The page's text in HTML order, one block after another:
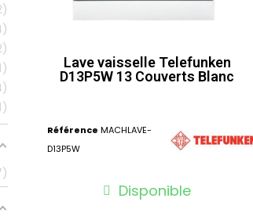
Lave vaisselle Telefunken
D13P5W 13 Couverts Blanc
Référence MACHLAVE-
D13P5W
Disponible